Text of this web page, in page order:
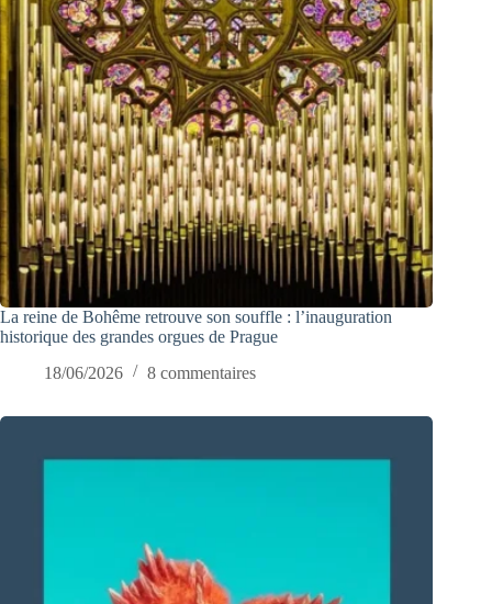
La reine de Bohême retrouve son souffle : l’inauguration
historique des grandes orgues de Prague
18/06/2026
8 commentaires